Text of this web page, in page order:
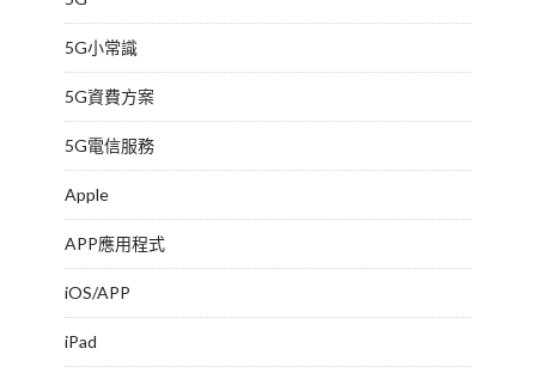
5G小常識
5G資費方案
5G電信服務
Apple
APP應用程式
iOS/APP
iPad